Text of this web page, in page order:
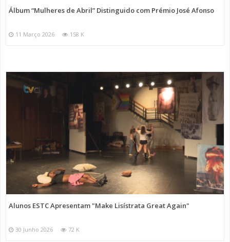
Álbum “Mulheres de Abril” Distinguido com Prémio José Afonso
11 Março 2026 158 K
Alunos ESTC Apresentam "Make Lisístrata Great Again"
30 Junho 2026 72 K